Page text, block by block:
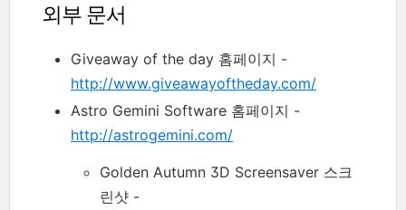
외부 문서
Giveaway of the day 홈페이지 -
http://www.giveawayoftheday.com/
Astro Gemini Software 홈페이지 -
http://astrogemini.com/
Golden Autumn 3D Screensaver 스크
린샷 -